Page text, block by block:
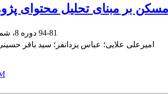
مسکن بر مبنای تحلیل محتوای
94-81
امیرعلی علایی؛ عباس یزدانفر؛ سید باقر
M